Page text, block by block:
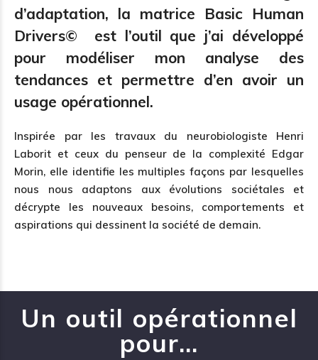
d’adaptation, la matrice Basic Human
Drivers© est l’outil que j’ai développé
pour modéliser mon analyse des
tendances et permettre d’en avoir un
usage opérationnel.
Inspirée par les travaux du neurobiologiste Henri
Laborit et ceux du penseur de la complexité Edgar
Morin, elle identifie les multiples façons par lesquelles
nous nous adaptons aux évolutions sociétales et
décrypte les nouveaux besoins, comportements et
aspirations qui dessinent la société de demain.
Un outil opérationnel
pour…